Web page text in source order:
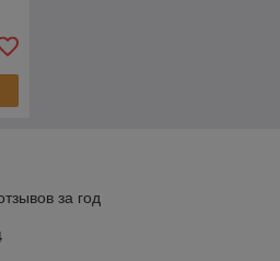
за год